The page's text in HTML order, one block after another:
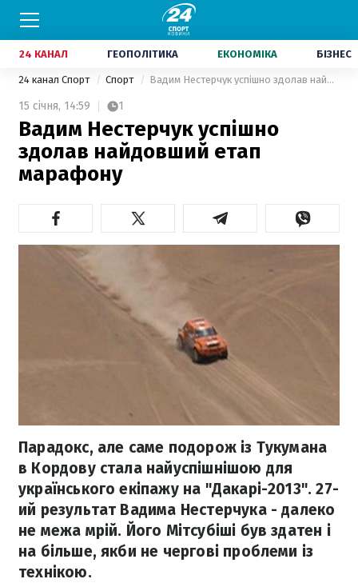
24 КАНАЛ ГЕОПОЛІТИКА ЕКОНОМІКА БІЗНЕС
24 канал Спорт Спорт Вадим Нестерчук успішно здолав найдовший етап марафону
15 січня, 14:59 1
Вадим Нестерчук успішно
здолав найдовший етап
марафону
Парадокс, але саме подорож із Тукумана
в Кордову стала найуспішнішою для
українського екіпажу на "Дакарі-2013". 27-
ий результат Вадима Нестерчука - далеко
не межа мрій. Його Мітсубіші був здатен і
на більше, якби не чергові проблеми із
технікою.